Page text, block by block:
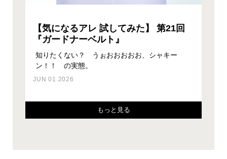
【気になるアレ 試してみた】 第21回
『ガードナーベルト』
知りたくない？ うぉおおおおお、シャキー
ン！！ の実態。
JUN 01.2026
もっと見る
座るだけで3つの効果が得られる？！ そんなチ
ェアがあるんです。
FEB 03.2025
もっと見る
PCの線が交差しているジャングル状態のデスク
が劇的に変わる！？
もっと見る
集中するための環境づくり、そして身体への負担
を無くすことは人類共通の必須課題。最新のスツ
ール（椅子） を見つけ…
もっと見る
ワークスタイルにオフィス出社とWEB会議のハ
イブリッド型が増えたことと、リモワラボ盛況に
つき、スペースが足りな…
もっと見る
ワークスタイルにオフィス出社とWEB会議のハ
イブリッド型が増えたことと、リモワラボ盛況に
つき、スペースが足りな…
もっと見る